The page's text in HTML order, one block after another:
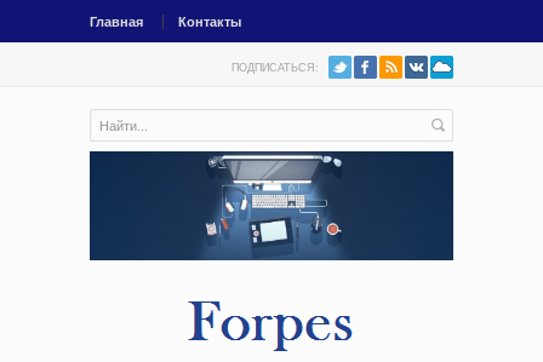
Главная Контакты
ПОДПИСАТЬСЯ: